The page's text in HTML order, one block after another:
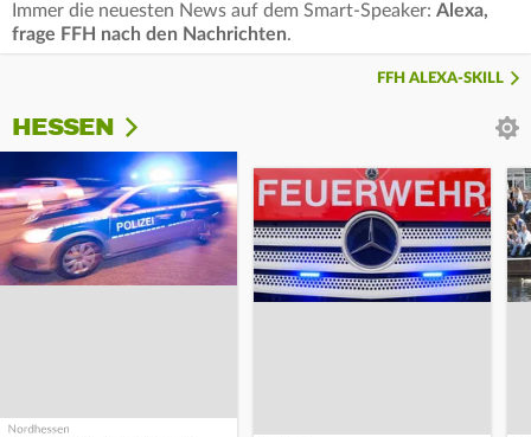
Immer die neuesten News auf dem Smart-Speaker: Alexa,
frage FFH nach den Nachrichten.
FFH ALEXA-SKILL
HESSEN